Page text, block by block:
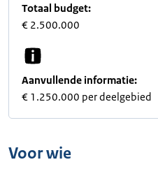
Totaal budget:
€ 2.500.000
Aanvullende informatie:
€ 1.250.000 per deelgebied
Voor wie